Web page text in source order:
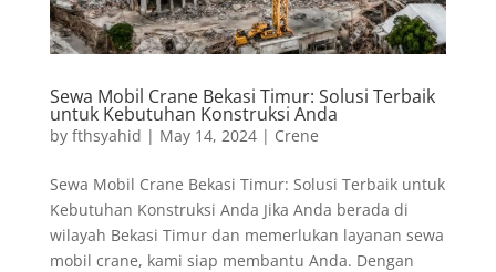
Sewa Mobil Crane Bekasi Timur: Solusi Terbaik
untuk Kebutuhan Konstruksi Anda
by fthsyahid | May 14, 2024| Crene
Sewa Mobil Crane Bekasi Timur: Solusi Terbaik untuk
Kebutuhan Konstruksi Anda Jika Anda berada di
wilayah Bekasi Timur dan memerlukan layanan sewa
mobil crane, kami siap membantu Anda. Dengan